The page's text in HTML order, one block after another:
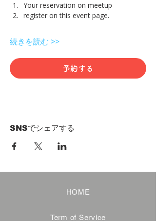
Your reservation on meetup
register on this event page.
続きを読む >>
予約する
SNSでシェアする
HOME
Term of Service